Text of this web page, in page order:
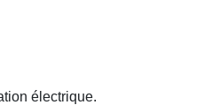
électrique.